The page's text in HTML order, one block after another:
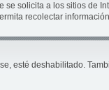
solicita a los sitios de
recolectar
esté deshabilitado.